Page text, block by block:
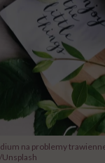
na problemy